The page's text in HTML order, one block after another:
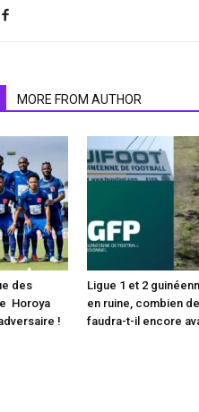
MORE FROM AUTHOR
des
Horoya
!
Ligue 1 et 2
en ruine, combien
faudra-t-il encore